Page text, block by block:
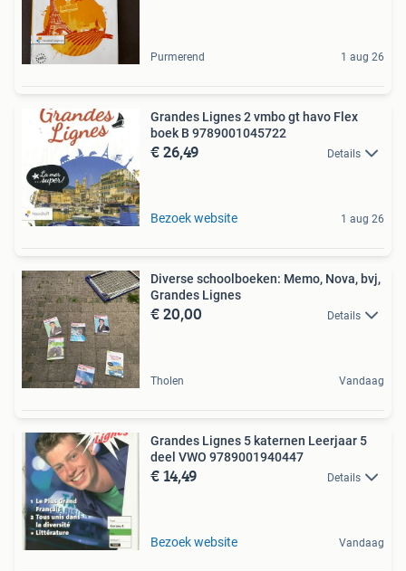
Purmerend 1 aug 26
Grandes Lignes 2 vmbo gt havo Flex
boek B 9789001045722
€ 26,49 Details
Bezoek website 1 aug 26
Diverse schoolboeken: Memo, Nova, bvj,
Grandes Lignes
€ 20,00 Details
Tholen Vandaag
Grandes Lignes 5 katernen Leerjaar 5
deel VWO 9789001940447
€ 14,49 Details
Bezoek website Vandaag